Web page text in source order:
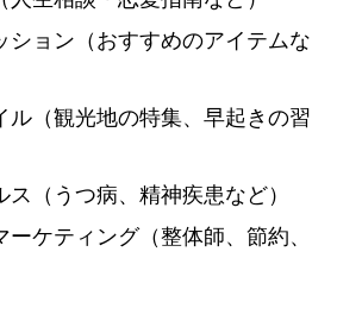
ション（おすすめのアイテムな
ル（観光地の特集、早起きの習
ス（うつ病、精神疾患など）
ーケティング（整体師、節約、